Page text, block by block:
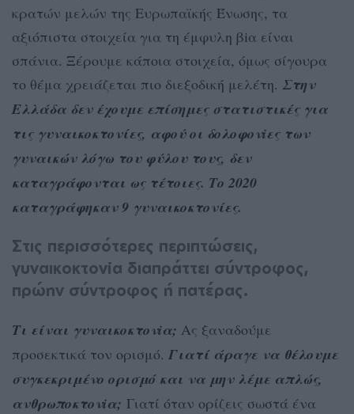
κρατών μελών της Ευρωπαϊκής Ένωσης, τα
αξιόπιστα στοιχεία για τη έμφυλη βiα είναι
σπάνια. Ξέρουμε κάποια στοιχεία, όμως σίγουρα
το θέμα χρειάζεται πιο διεξοδική μελέτη. Στην
Ελλάδα δεν έχουμε επίσημες στατιστικές για
τις γυναικοκτονίες, αφού οι δολοφονiες των
γυναικών λόγω του φύλου τους, δεν
καταγράφονται ως τέτοιες. Το 2020
καταγράφηκαν 9 γυναικοκτονίες.
Στις περισσότερες περιπτώσεις,
γυναικοκτονiα διαπράττει σύντροφος,
πρώην σύντροφος ή πατέρας.
Τι είναι γυναικοκτονiα; Ας ξαναδούμε
προσεκτικά τον ορισμό. Γιατί άραγε να θέλουμε
συγκεκριμένο ορισμό και να μην λέμε απλώς,
ανθρωποκτονiα; Γιατί όταν ορίζεις σωστά ένα